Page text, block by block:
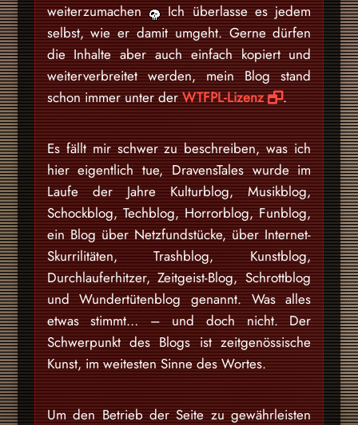
weiterzumachen
Ich überlasse es jedem
selbst, wie er damit umgeht. Gerne dürfen
die Inhalte aber auch einfach kopiert und
weiterverbreitet werden, mein Blog stand
schon immer unter derWTFPL-Lizenz .
Es fällt mir schwer zu beschreiben, was ich
hier eigentlich tue, DravensTales wurde im
Laufe der Jahre Kulturblog, Musikblog,
Schockblog, Techblog, Horrorblog, Funblog,
ein Blog über Netzfundstücke, über Internet-
Skurrilitäten, Trashblog, Kunstblog,
Durchlauferhitzer, Zeitgeist-Blog, Schrottblog
und Wundertütenblog genannt. Was alles
etwas stimmt… – und doch nicht. Der
Schwerpunkt des Blogs ist zeitgenössische
Kunst, im weitesten Sinne des Wortes.
Um den Betrieb der Seite zu gewährleisten